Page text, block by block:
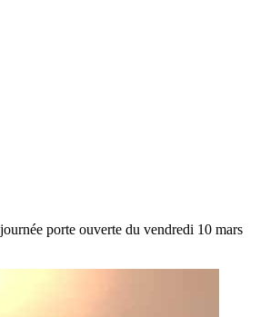
porte ouverte du vendredi 10 mars